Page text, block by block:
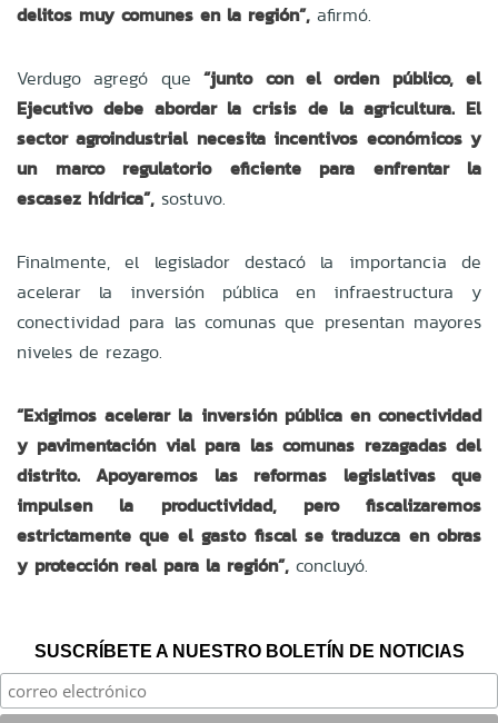
delitos muy comunes en la región”, afirmó.
Verdugo agregó que“junto con el orden público, el
Ejecutivo debe abordar la crisis de la agricultura. El
sector agroindustrial necesita incentivos económicos y
un marco regulatorio eficiente para enfrentar la
escasez hídrica”, sostuvo.
Finalmente, el legislador destacó la importancia de
acelerar la inversión pública en infraestructura y
conectividad para las comunas que presentan mayores
niveles de rezago.
“Exigimos acelerar la inversión pública en conectividad
y pavimentación vial para las comunas rezagadas del
distrito. Apoyaremos las reformas legislativas que
impulsen la productividad, pero fiscalizaremos
estrictamente que el gasto fiscal se traduzca en obras
y protección real para la región”, concluyó.
SUSCRÍBETE A NUESTRO BOLETÍN DE NOTICIAS